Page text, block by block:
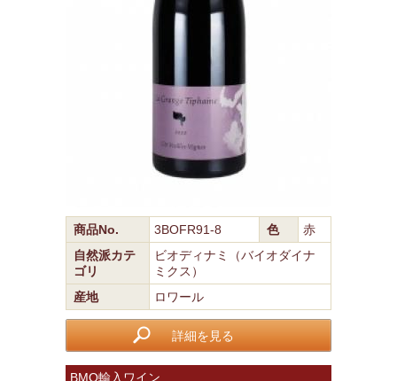
商品No. 3BOFR91-8 色
赤
自然派カテ
ゴリ
ビオディナミ（バイオダイナ
ミクス）
産地
ロワール
詳細を見る
BMO輸入ワイン